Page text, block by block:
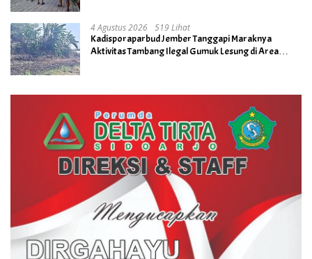
4 Agustus 2026 519 Lihat
Kadisporaparbud Jember Tanggapi Maraknya
Aktivitas Tambang Ilegal Gumuk Lesung di Area